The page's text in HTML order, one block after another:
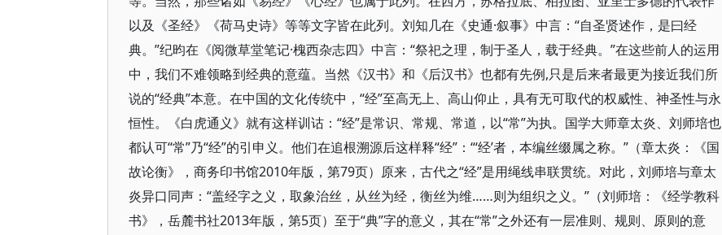
以及《圣经》《荷马史诗》等等文字皆在此列。刘知几在《史通·叙事》中言：“自圣贤述作，是曰经
典。”纪昀在《阅微草堂笔记·槐西杂志四》中言：“祭祀之理，制于圣人，载于经典。”在这些前人的运用
中，我们不难领略到经典的意蕴。当然《汉书》和《后汉书》也都有先例,只是后来者最更为接近我们所
说的“经典”本意。在中国的文化传统中，“经”至高无上、高山仰止，具有无可取代的权威性、神圣性与永
恒性。《白虎通义》就有这样训诂：“经”是常识、常规、常道，以“常”为执。国学大师章太炎、刘师培也
都认可“常”乃“经”的引申义。他们在追根溯源后这样释“经”：“‘经’者，本编丝缀属之称。”（章太炎：《国
故论衡》，商务印书馆2010年版，第79页）原来，古代之“经”是用绳线串联贯统。对此，刘师培与章太
炎异口同声：“盖经字之义，取象治丝，从丝为经，衡丝为维……则为组织之义。”（刘师培：《经学教科
书》，岳麓书社2013年版，第5页）至于“典”字的意义，其在“常”之外还有一层准则、规则、原则的意